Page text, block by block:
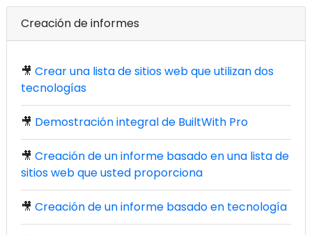
Creación de informes
🎥 Crear una lista de sitios web que utilizan dos
tecnologías
🎥 Demostración integral de BuiltWith Pro
🎥 Creación de un informe basado en una lista de
sitios web que usted proporciona
🎥 Creación de un informe basado en tecnología